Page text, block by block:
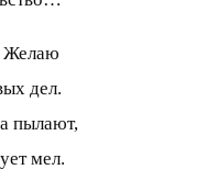
Желаю
дел.
пылают,
мел.